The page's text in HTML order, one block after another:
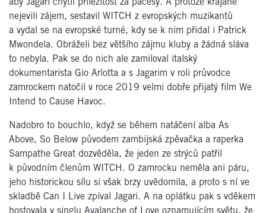
aby Jagari chytil příležitost za pačesy. A protože krajané
nejevili zájem, sestavil WITCH z evropských muzikantů
a vydal se na evropské turné, kdy se k nim přidal i Patrick
Mwondela. Obráželi bez většího zájmu kluby a žádná sláva
to nebyla. Pak se do nich ale zamiloval italský
dokumentarista Gio Arlotta a s Jagarim v roli průvodce
zamrockem natočil v roce 2019 velmi dobře přijatý film We
Intend to Cause Havoc.
Nadobro to bouchlo, když se během natáčení alba As
Above, So Below původem zambijská zpěvačka a raperka
Sampathe Great dozvěděla, že jeden ze strýců patřil
k původním členům WITCH. O zamrocku neměla ani páru,
jeho historickou sílu si však brzy uvědomila, a proto s ní ve
skladbě Can I Live zpíval Jagari. A na oplátku pak s vděkem
hostovala v singlu Avalanche of Love oznamujícím světu, že